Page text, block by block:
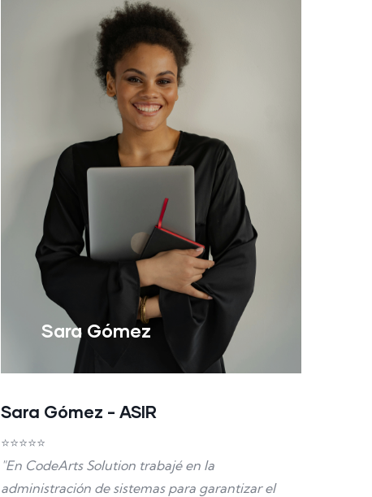
Sara Gómez
Sara Gómez - ASIR
⭐⭐⭐⭐⭐
"En CodeArts Solution trabajé en la
administración de sistemas para garantizar el